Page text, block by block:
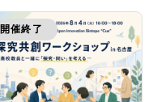
開催終了